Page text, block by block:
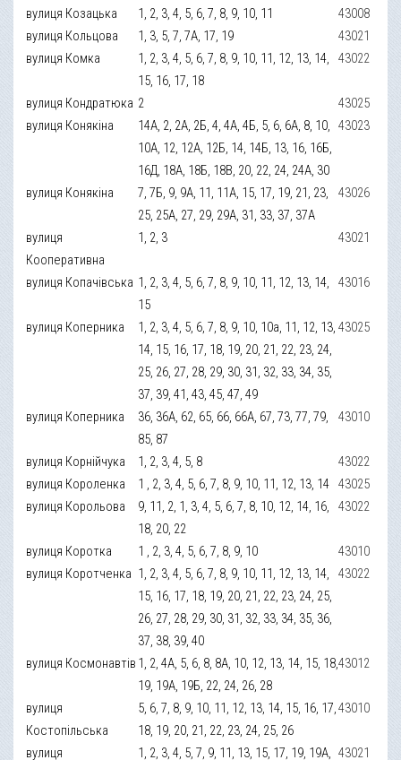
вулиця Козацька
1, 2, 3, 4, 5, 6, 7, 8, 9, 10, 11
43008
вулиця Кольцова
1, 3, 5, 7, 7А, 17, 19
43021
вулиця Комка
1, 2, 3, 4, 5, 6, 7, 8, 9, 10, 11, 12, 13, 14,
15, 16, 17, 18
43022
вулиця Кондратюка 2
43025
вулиця Конякіна
14А, 2, 2А, 2Б, 4, 4А, 4Б, 5, 6, 6А, 8, 10,
10А, 12, 12А, 12Б, 14, 14Б, 13, 16, 16Б,
16Д, 18А, 18Б, 18В, 20, 22, 24, 24А, 30
43023
вулиця Конякіна
7, 7Б, 9, 9А, 11, 11А, 15, 17, 19, 21, 23,
25, 25А, 27, 29, 29А, 31, 33, 37, 37А
43026
вулиця
Кооперативна
1, 2, 3 43021
вулиця Копачівська 1, 2, 3, 4, 5, 6, 7, 8, 9, 10, 11, 12, 13, 14,
15
43016
вулиця Коперника
1, 2, 3, 4, 5, 6, 7, 8, 9, 10, 10а, 11, 12, 13,
14, 15, 16, 17, 18, 19, 20, 21, 22, 23, 24,
25, 26, 27, 28, 29, 30, 31, 32, 33, 34, 35,
37, 39, 41, 43, 45, 47, 49
43025
вулиця Коперника
36, 36А, 62, 65, 66, 66А, 67, 73, 77, 79,
85, 87
43010
вулиця Корнійчука 1, 2, 3, 4, 5, 8
43022
вулиця Короленка
1 , 2, 3, 4, 5, 6, 7, 8, 9, 10, 11, 12, 13, 14 43025
вулиця Корольова
9, 11, 2, 1, 3, 4, 5, 6, 7, 8, 10, 12, 14, 16,
18, 20, 22
43022
вулиця Коротка 1 , 2, 3, 4, 5, 6, 7, 8, 9, 10
43010
вулиця Коротченка 1, 2, 3, 4, 5, 6, 7, 8, 9, 10, 11, 12, 13, 14,
15, 16, 17, 18, 19, 20, 21, 22, 23, 24, 25,
26, 27, 28, 29, 30, 31, 32, 33, 34, 35, 36,
37, 38, 39, 40
43022
вулиця Космонавтів 1, 2, 4А, 5, 6, 8, 8А, 10, 12, 13, 14, 15, 18,
19, 19А, 19Б, 22, 24, 26, 28
43012
вулиця
Костопільська
5, 6, 7, 8, 9, 10, 11, 12, 13, 14, 15, 16, 17,
18, 19, 20, 21, 22, 23, 24, 25, 26
43010
вулиця
1, 2, 3, 4, 5, 7, 9, 11, 13, 15, 17, 19, 19А, 43021